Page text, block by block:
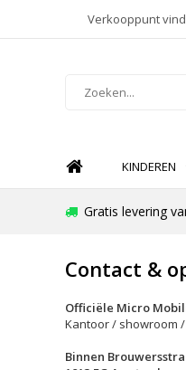
Verkooppunt
KINDEREN
Gratis levering
Contact &
Officiële Micro
Kantoor / showroom
Binnen